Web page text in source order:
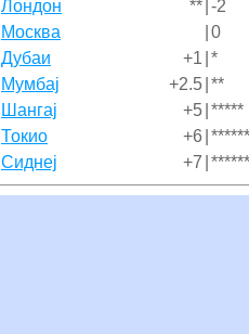
Лондон
** -2
Москва
0
Дубаи
+1 *
Мумбај
+2.5 **
Шангај
+5 *****
Токио
+6 ******
Сиднеј
+7